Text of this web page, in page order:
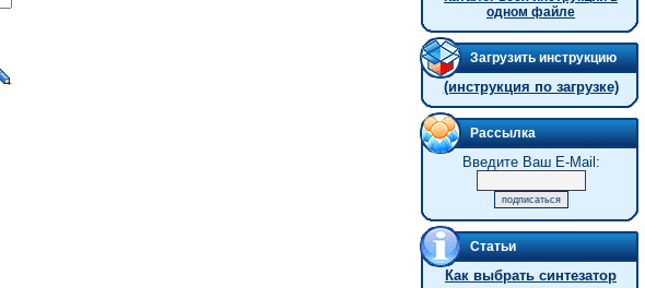
одном файле
Загрузить инструкцию
(инструкция по загрузке)
Рассылка
Введите Ваш E-Mail:
Статьи
Как выбрать синтезатор